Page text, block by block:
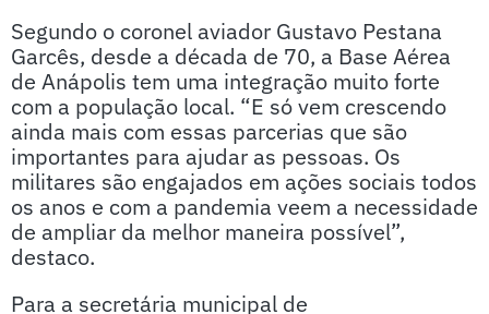
Segundo o coronel aviador Gustavo Pestana
Garcês, desde a década de 70, a Base Aérea
de Anápolis tem uma integração muito forte
com a população local. “E só vem crescendo
ainda mais com essas parcerias que são
importantes para ajudar as pessoas. Os
militares são engajados em ações sociais todos
os anos e com a pandemia veem a necessidade
de ampliar da melhor maneira possível”,
destaco.
Para a secretária municipal de